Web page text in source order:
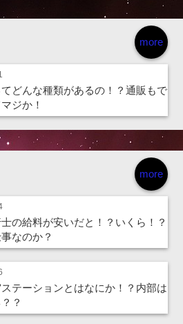
more
どんな種類があるの！？通販もで
ジか！
more
の給料が安いだと！？いくら！？
なのか？
テーションとはなにか！？内部は
？